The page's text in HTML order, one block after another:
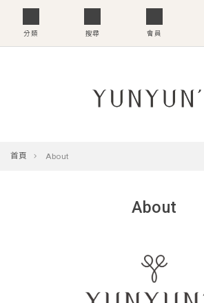
分類 搜尋 會員
首頁 About
About